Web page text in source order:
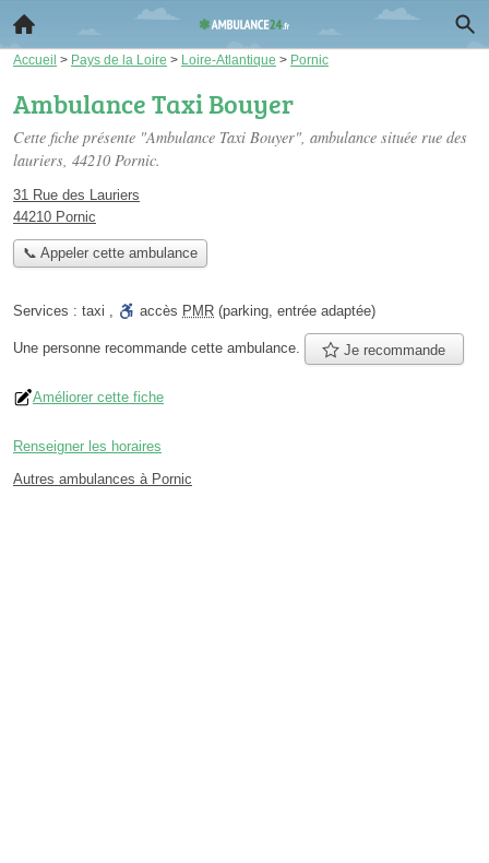
Accueil > Pays de la Loire > Loire-Atlantique > Pornic
Ambulance Taxi Bouyer
Cette fiche présente "Ambulance Taxi Bouyer", ambulance située rue des
lauriers, 44210 Pornic.
31 Rue des Lauriers
44210 Pornic
📞 Appeler cette ambulance
Services : taxi , accès PMR (parking, entrée adaptée)
Une personne recommande cette ambulance. Je recommande
Améliorer cette fiche
Renseigner les horaires
Autres ambulances à Pornic